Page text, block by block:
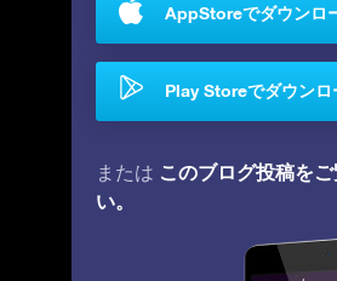
AppStoreでダウンロ
Play Storeでダウンロ
または このブログ投稿を
い。